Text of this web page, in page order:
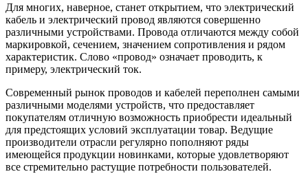
Для многих, наверное, станет открытием, что электрический
кабель и электрический провод являются совершенно
различными устройствами. Провода отличаются между собой
маркировкой, сечением, значением сопротивления и рядом
характеристик. Слово «провод» означает проводить, к
примеру, электрический ток.
Современный рынок проводов и кабелей переполнен самыми
различными моделями устройств, что предоставляет
покупателям отличную возможность приобрести идеальный
для предстоящих условий эксплуатации товар. Ведущие
производители отрасли регулярно пополняют ряды
имеющейся продукции новинками, которые удовлетворяют
все стремительно растущие потребности пользователей.